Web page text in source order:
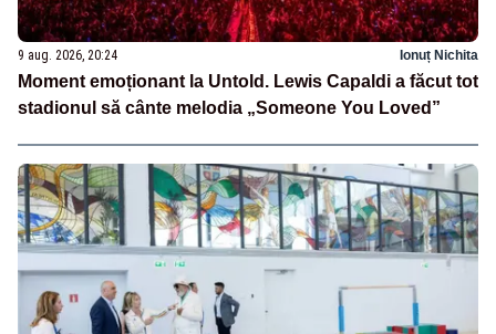
9 aug. 2026, 20:24 Ionuț Nichita
Moment emoționant la Untold. Lewis Capaldi a făcut tot
stadionul să cânte melodia „Someone You Loved”